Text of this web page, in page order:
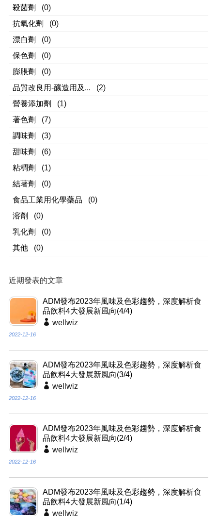
殺菌劑
(0)
抗氧化劑
(0)
漂白劑
(0)
保色劑
(0)
膨脹劑
(0)
品質改良用-釀造用及...
(2)
營養添加劑
(1)
著色劑
(7)
調味劑
(3)
甜味劑
(6)
粘稠劑
(1)
結著劑
(0)
食品工業用化學藥品
(0)
溶劑
(0)
乳化劑
(0)
其他
(0)
近期發表的文章
ADM發布2023年風味及色彩趨勢，深度解析食
品飲料4大發展新風向(4/4)
wellwiz
2022-12-16
ADM發布2023年風味及色彩趨勢，深度解析食
品飲料4大發展新風向(3/4)
wellwiz
2022-12-16
ADM發布2023年風味及色彩趨勢，深度解析食
品飲料4大發展新風向(2/4)
wellwiz
2022-12-16
ADM發布2023年風味及色彩趨勢，深度解析食
品飲料4大發展新風向(1/4)
wellwiz